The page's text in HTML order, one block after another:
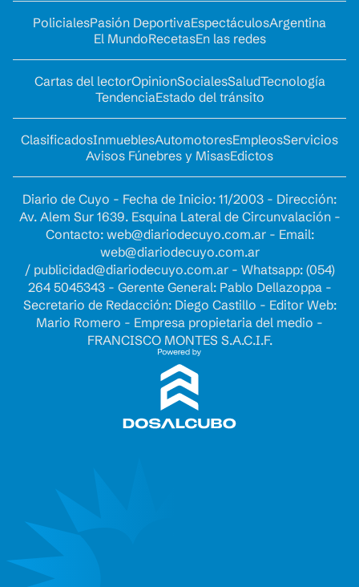
PolicialesPasión DeportivaEspectáculosArgentina
El MundoRecetasEn las redes
Cartas del lectorOpinionSocialesSaludTecnología
TendenciaEstado del tránsito
ClasificadosInmueblesAutomotoresEmpleosServicios
Avisos Fúnebres y MisasEdictos
Diario de Cuyo - Fecha de Inicio: 11/2003 - Dirección:
Av. Alem Sur 1639. Esquina Lateral de Circunvalación -
Contacto: web@diariodecuyo.com.ar- Email:
web@diariodecuyo.com.ar
/ publicidad@diariodecuyo.com.ar- Whatsapp: (054)
264 5045343 - Gerente General: Pablo Dellazoppa -
Secretario de Redacción: Diego Castillo - Editor Web:
Mario Romero - Empresa propietaria del medio -
FRANCISCO MONTES S.A.C.I.F.